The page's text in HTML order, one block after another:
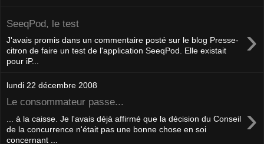
SeeqPod, le test ›
J'avais promis dans un commentaire posté sur le blog Presse-
citron de faire un test de l'application SeeqPod. Elle existait
pour iP...
lundi 22 décembre 2008
Le consommateur passe... ›
... à la caisse. Je l'avais déjà affirmé que la décision du Conseil
de la concurrence n'était pas une bonne chose en soi
concernant ...